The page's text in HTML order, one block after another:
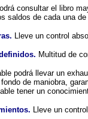
consultar el libro
saldos de cada una
Lleve un control
Multitud de
podrá llevar un
de maniobra,
tener un
Lleve un